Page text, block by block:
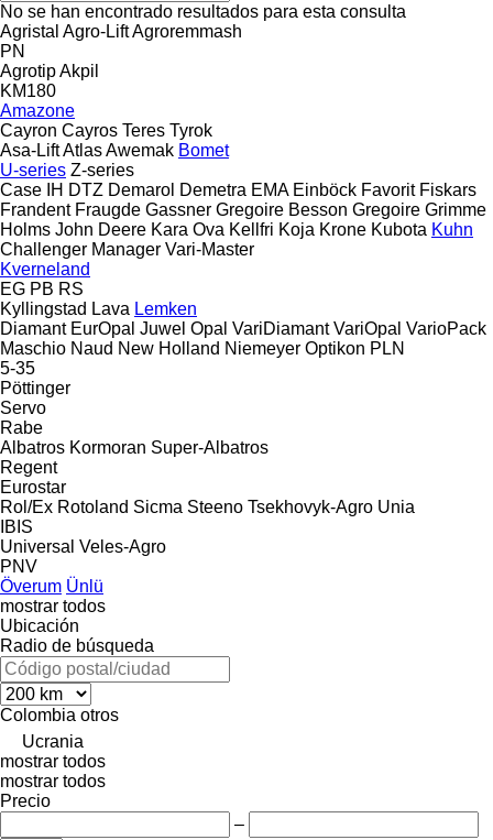
No se han encontrado resultados para esta consulta
Agristal Agro-LiftAgroremmash
PN
AgrotipAkpil
KM180
Amazone
Cayron Cayros Teres Tyrok
Asa-LiftAtlasAwemak Bomet
U-series Z-series
Case IH DTZ Demarol Demetra EMA Einböck Favorit Fiskars
Frandent Fraugde Gassner Gregoire Besson Gregoire Grimme
Holms John Deere Kara Ova Kellfri Koja Krone Kubota Kuhn
Challenger Manager Vari-Master
Kverneland
EG PB RS
Kyllingstad Lava Lemken
Diamant EurOpal Juwel Opal VariDiamant VariOpal VarioPack
Maschio Naud New Holland Niemeyer Optikon PLN
5-35
Pöttinger
Servo
Rabe
Albatros Kormoran Super-Albatros
Regent
Eurostar
Rol/Ex Rotoland Sicma Steeno Tsekhovyk-Agro Unia
IBIS
Universal Veles-Agro
PNV
Överum Ünlü
mostrar todos
Ubicación
Radio de búsqueda
Colombia otros
Ucrania
mostrar todos
mostrar todos
Precio
–